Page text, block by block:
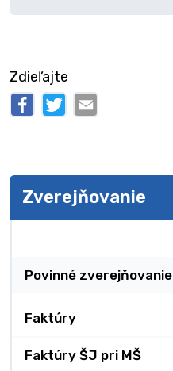
Zdieľajte
Zverejňovanie
Povinné zverejňovanie
Faktúry
Faktúry ŠJ pri MŠ